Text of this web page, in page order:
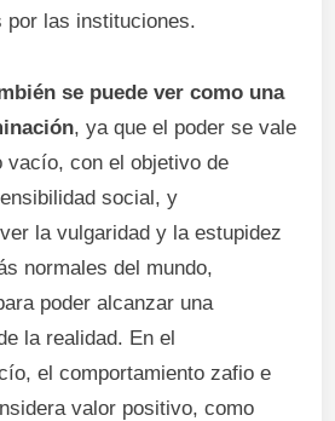
por las instituciones.
se puede ver como una
, ya que el poder se vale
vacío, con el objetivo de
social, y
la vulgaridad y la estupidez
normales del mundo,
poder alcanzar una
la realidad. En el
el comportamiento zafio e
valor positivo, como